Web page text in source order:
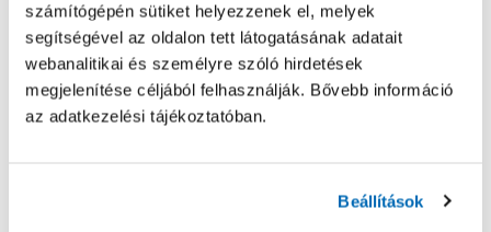
számítógépén sütiket helyezzenek el, melyek
segítségével az oldalon tett látogatásának adatait
webanalitikai és személyre szóló hirdetések
megjelenítése céljából felhasználják. Bővebb információ
az adatkezelési tájékoztatóban.
Beállítások